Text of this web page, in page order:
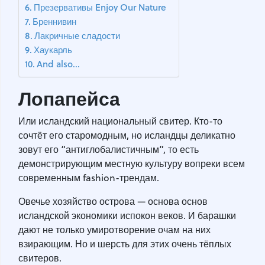
Презервативы Enjoy Our Nature
Бреннивин
Лакричные сладости
Хаукарль
And also...
Лопапейса
Или исландский национальный свитер. Кто-то
сочтёт его старомодным, но исландцы деликатно
зовут его “антиглобалистичным”, то есть
демонстрирующим местную культуру вопреки всем
современным fashion-трендам.
Овечье хозяйство острова — основа основ
исландской экономики испокон веков. И барашки
дают не только умиротворение очам на них
взирающим. Но и шерсть для этих очень тёплых
свитеров.